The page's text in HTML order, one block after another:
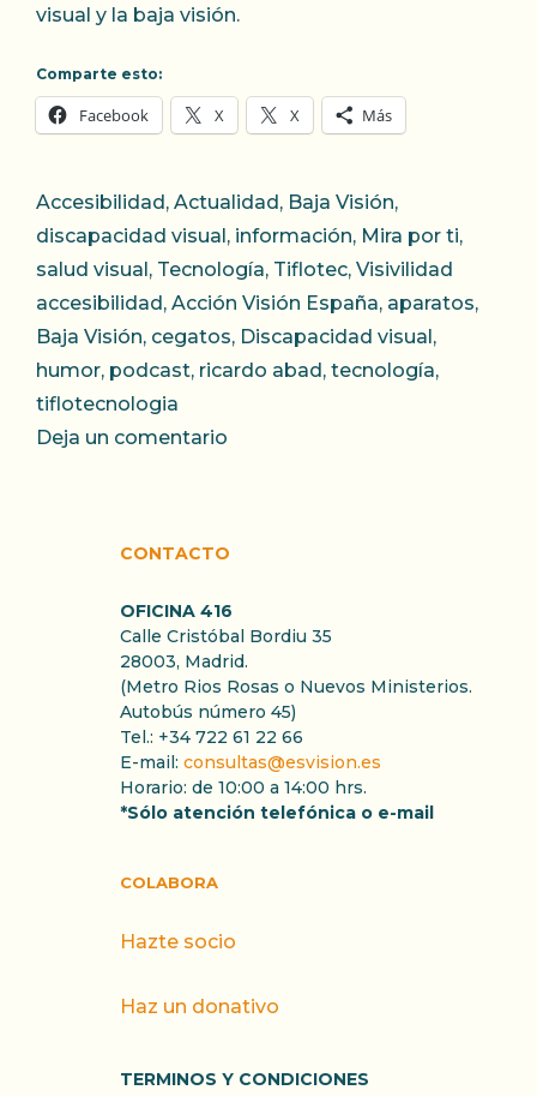
visual y la baja visión.
Comparte esto:
Facebook X X Más
Categorías
Accesibilidad , Actualidad , Baja Visión,
discapacidad visual , información, Mira por ti,
salud visual , Tecnología, Tiflotec, Visivilidad
Etiquetas
accesibilidad , Acción Visión España, aparatos,
Baja Visión, cegatos, Discapacidad visual ,
humor, podcast, ricardo abad , tecnología,
tiflotecnologia
Deja un comentario
CONTACTO
OFICINA 416
Calle Cristóbal Bordiu 35
28003, Madrid.
(Metro Rios Rosas o Nuevos Ministerios.
Autobús número 45)
Tel.: +34 722 61 22 66
E-mail: consultas@esvision.es
Horario: de 10:00 a 14:00 hrs.
*Sólo atención telefónica o e-mail
COLABORA
Hazte socio
Haz un donativo
TERMINOS Y CONDICIONES